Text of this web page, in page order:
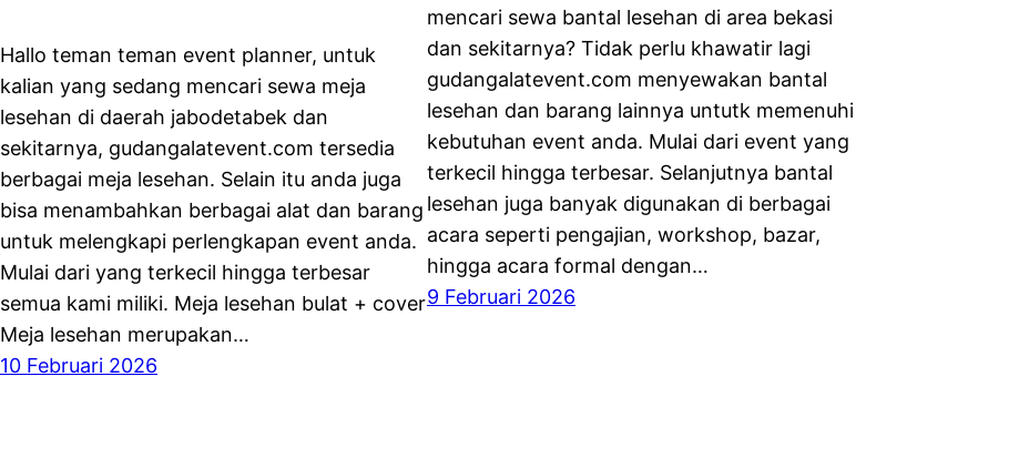
Hallo teman teman event planner, untuk
kalian yang sedang mencari sewa meja
lesehan di daerah jabodetabek dan
sekitarnya, gudangalatevent.com tersedia
berbagai meja lesehan. Selain itu anda juga
bisa menambahkan berbagai alat dan barang
untuk melengkapi perlengkapan event anda.
Mulai dari yang terkecil hingga terbesar
semua kami miliki. Meja lesehan bulat + cover
Meja lesehan merupakan…
10 Februari 2026
mencari sewa bantal lesehan di area bekasi
dan sekitarnya? Tidak perlu khawatir lagi
gudangalatevent.com menyewakan bantal
lesehan dan barang lainnya untutk memenuhi
kebutuhan event anda. Mulai dari event yang
terkecil hingga terbesar. Selanjutnya bantal
lesehan juga banyak digunakan di berbagai
acara seperti pengajian, workshop, bazar,
hingga acara formal dengan…
9 Februari 2026